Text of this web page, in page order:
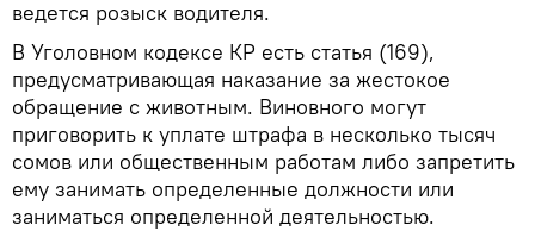
ведется розыск водителя.
В Уголовном кодексе КР есть статья (169),
предусматривающая наказание за жестокое
обращение с животным. Виновного могут
приговорить к уплате штрафа в несколько тысяч
сомов или общественным работам либо запретить
ему занимать определенные должности или
заниматься определенной деятельностью.